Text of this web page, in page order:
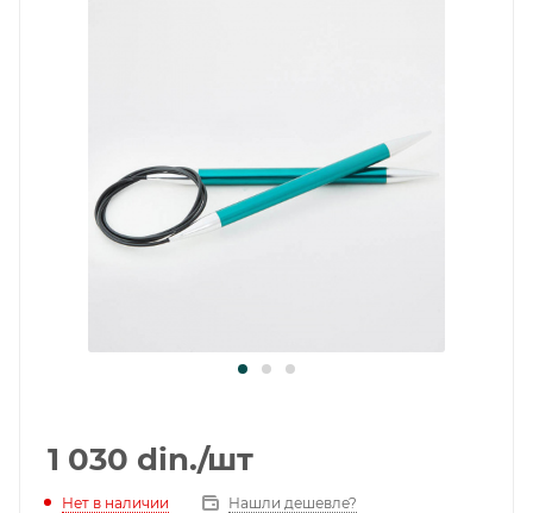
1 030 din./шт
Нет в наличии Нашли дешевле?